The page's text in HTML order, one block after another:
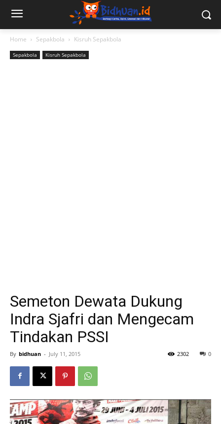
Home Sepakbola Kisruh Sepakbola
Sepakbola Kisruh Sepakbola
Semeton Dewata Dukung
Indra Sjafri dan Mengecam
Tindakan PSSI
By bidhuan - July 11, 2015 0
2302